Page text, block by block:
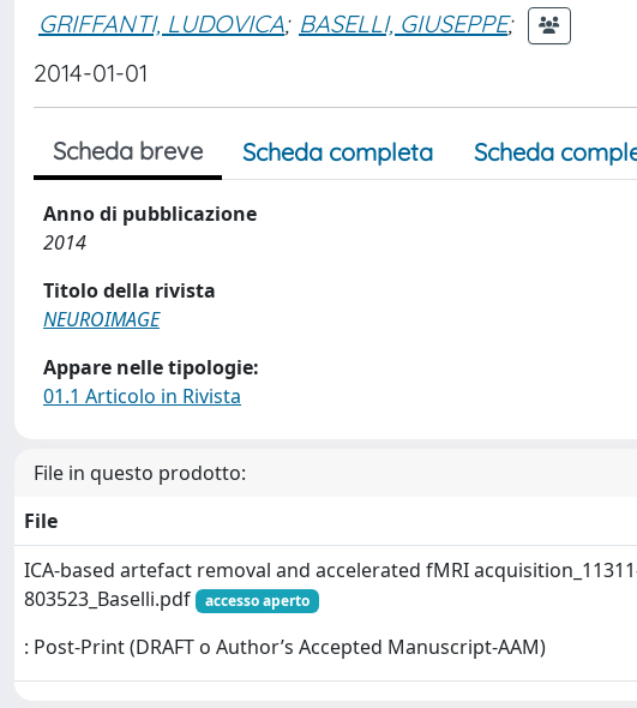
GRIFFANTI, LUDOVICA; BASELLI, GIUSEPPE;
2014-01-01
Scheda breve Scheda completa Scheda
Anno di pubblicazione
2014
Titolo della rivista
NEUROIMAGE
Appare nelle tipologie:
01.1 Articolo in Rivista
File in questo prodotto:
File
ICA-based artefact removal and accelerated fMRI
803523_Baselli.pdf
accesso aperto
: Post-Print (DRAFT o Author’s Accepted Manuscript-AAM)